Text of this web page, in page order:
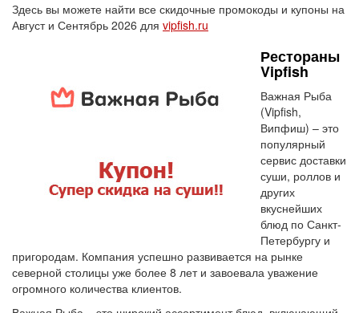
Здесь вы можете найти все скидочные промокоды и купоны на
Август и Сентябрь 2026 для vipfish.ru
Рестораны
Vipfish
Важная Рыба
(Vipfish,
Випфиш) – это
популярный
сервис доставки
суши, роллов и
других
вкуснейших
блюд по Санкт-
Петербургу и
пригородам. Компания успешно развивается на рынке
северной столицы уже более 8 лет и завоевала уважение
огромного количества клиентов.